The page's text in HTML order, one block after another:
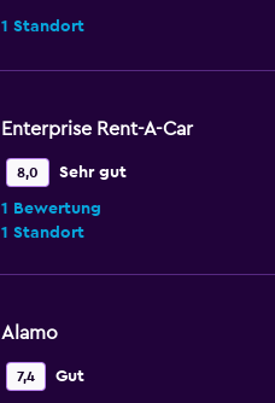
1 Standort
Enterprise Rent-A-Car
8,0 Sehr gut
1 Bewertung
1 Standort
Alamo
7,4 Gut